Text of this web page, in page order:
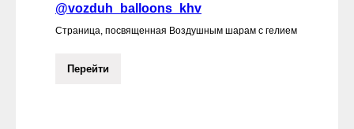
@vozduh_balloons_khv
Страница, посвященная Воздушным шарам с гелием
Перейти